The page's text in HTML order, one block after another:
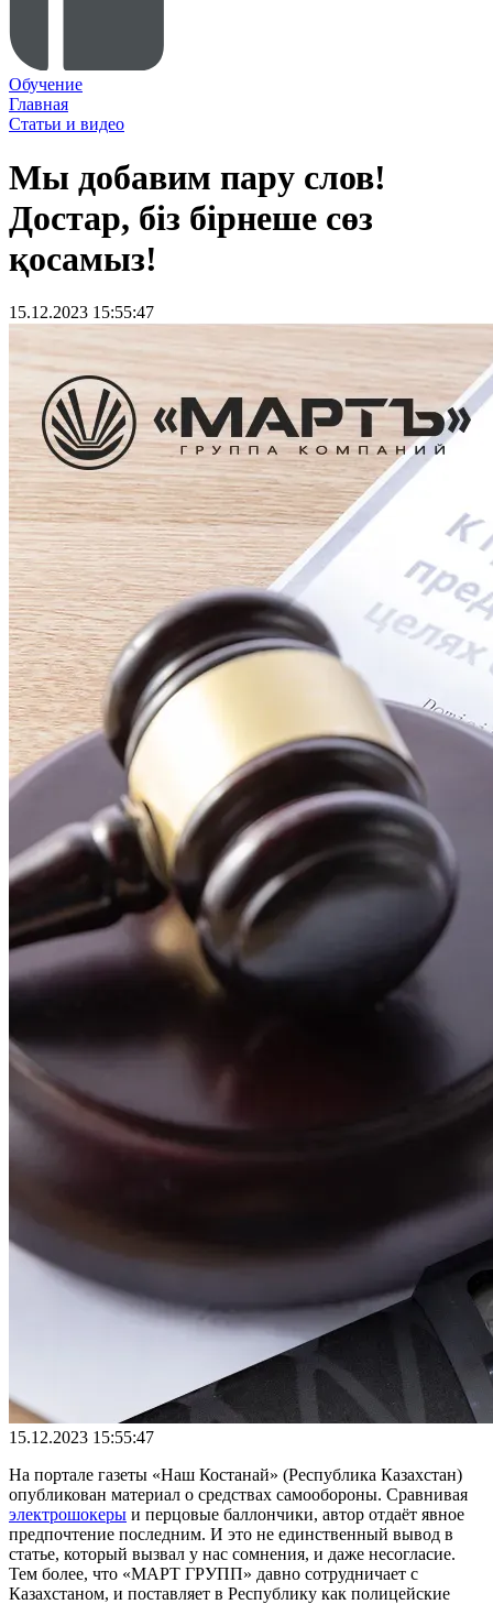
Обучение
Главная
Статьи и видео
Мы добавим пару слов!
Достар, біз бірнеше сөз
қосамыз!
15.12.2023 15:55:47
15.12.2023 15:55:47
На портале газеты «Наш Костанай» (Республика Казахстан)
опубликован материал о средствах самообороны. Сравнивая
электрошокеры и перцовые баллончики, автор отдаёт явное
предпочтение последним. И это не единственный вывод в
статье, который вызвал у нас сомнения, и даже несогласие.
Тем более, что «МАРТ ГРУПП» давно сотрудничает с
Казахстаном, и поставляет в Республику как полицейские